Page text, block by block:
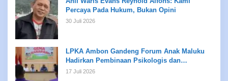
Percaya Pada Hukum, Bukan Opini
30 Juli 2026
LPKA Ambon Gandeng Forum Anak Maluku
Hadirkan Pembinaan Psikologis dan
Kreativitas bagi Anak Binaan
17 Juli 2026